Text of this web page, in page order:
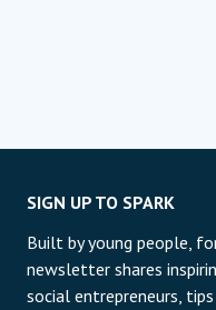
SIGN UP TO SPARK
Built by young people,
newsletter shares
social entrepreneurs,